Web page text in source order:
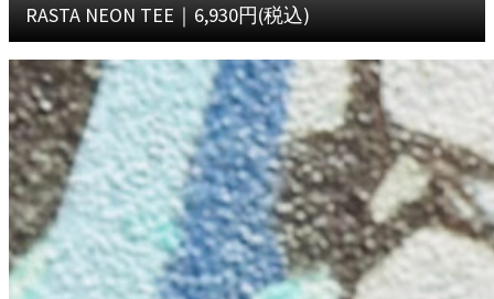
RASTA NEON TEE｜6,930円(税込)